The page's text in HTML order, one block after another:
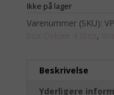
Ikke på lager
Varenummer (SKU):
,
Beskrivelse
Yderligere